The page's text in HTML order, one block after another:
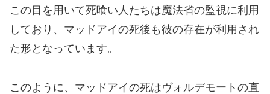
この目を用いて死喰い人たちは魔法省の監視に利用
しており、マッドアイの死後も彼の存在が利用され
た形となっています。
このように、マッドアイの死はヴォルデモートの直